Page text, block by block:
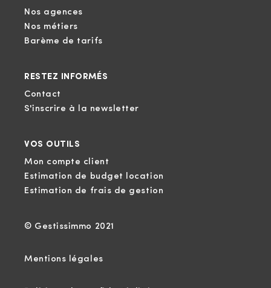
Nos agences
Nos métiers
Barème de tarifs
RESTEZ INFORMÉS
Contact
S'inscrire à la newsletter
VOS OUTILS
Mon compte client
Estimation de budget location
Estimation de frais de gestion
© Gestissimmo 2021
Mentions légales